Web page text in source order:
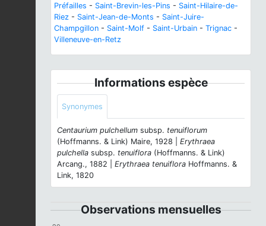
Préfailles - Saint-Brevin-les-Pins - Saint-Hilaire-de-
Riez - Saint-Jean-de-Monts - Saint-Juire-
Champgillon - Saint-Molf - Saint-Urbain - Trignac -
Villeneuve-en-Retz
Informations espèce
Synonymes
Centaurium pulchellum subsp. tenuiflorum
(Hoffmanns. & Link) Maire, 1928 | Erythraea
pulchella subsp. tenuiflora (Hoffmanns. & Link)
Arcang., 1882 | Erythraea tenuiflora Hoffmanns. &
Link, 1820
Observations mensuelles